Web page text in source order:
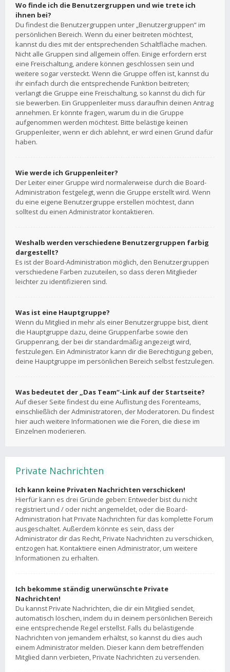
Wo finde ich die Benutzergruppen und wie trete ich
ihnen bei?
Du findest die Benutzergruppen unter „Benutzergruppen“ im
persönlichen Bereich. Wenn du einer beitreten möchtest,
kannst du dies mit der entsprechenden Schaltfläche machen.
Nicht alle Gruppen sind allgemein offen. Einige erfordern erst
eine Freischaltung, andere können geschlossen sein und
weitere sogar versteckt. Wenn die Gruppe offen ist, kannst du
ihr einfach durch die entsprechende Funktion beitreten;
verlangt die Gruppe eine Freischaltung, so kannst du dich für
sie bewerben. Ein Gruppenleiter muss daraufhin deinen Antrag
annehmen. Er könnte fragen, warum du in die Gruppe
aufgenommen werden möchtest. Bitte belästige keinen
Gruppenleiter, wenn er dich ablehnt, er wird einen Grund dafür
haben.
Wie werde ich Gruppenleiter?
Der Leiter einer Gruppe wird normalerweise durch die Board-
Administration festgelegt, wenn die Gruppe erstellt wird. Wenn
du eine eigene Benutzergruppe erstellen möchtest, dann
solltest du einen Administrator kontaktieren.
Weshalb werden verschiedene Benutzergruppen farbig
dargestellt?
Es ist der Board-Administration möglich, den Benutzergruppen
verschiedene Farben zuzuteilen, so dass deren Mitglieder
leichter zu identifizieren sind.
Was ist eine Hauptgruppe?
Wenn du Mitglied in mehr als einer Benutzergruppe bist, dient
die Hauptgruppe dazu, deine Gruppenfarbe sowie den
Gruppenrang, der bei dir standardmäßig angezeigt wird,
festzulegen. Ein Administrator kann dir die Berechtigung geben,
deine Hauptgruppe im persönlichen Bereich selbst festzulegen.
Was bedeutet der „Das Team“-Link auf der Startseite?
Auf dieser Seite findest du eine Auflistung des Forenteams,
einschließlich der Administratoren, der Moderatoren. Du findest
hier auch weitere Informationen wie die Foren, die diese im
Einzelnen moderieren.
Private Nachrichten
Ich kann keine Privaten Nachrichten verschicken!
Hierfür kann es drei Gründe geben: Entweder bist du nicht
registriert und / oder nicht angemeldet, oder die Board-
Administration hat Private Nachrichten für das komplette Forum
ausgeschaltet. Außerdem könnte es sein, dass der
Administrator dir das Recht, Private Nachrichten zu verschicken,
entzogen hat. Kontaktiere einen Administrator, um weitere
Informationen zu erhalten.
Ich bekomme ständig unerwünschte Private
Nachrichten!
Du kannst Private Nachrichten, die dir ein Mitglied sendet,
automatisch löschen, indem du in deinem persönlichen Bereich
eine entsprechende Regel erstellst. Falls du belästigende
Nachrichten von jemandem erhältst, so kannst du dies auch
einem Administrator melden. Dieser kann dem betreffenden
Mitglied dann verbieten, Private Nachrichten zu versenden.